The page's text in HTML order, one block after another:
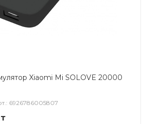
Xiaomi Mi SOLOVE 20000
6926786005807